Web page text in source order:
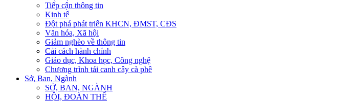
Tiếp cận thông tin
Kinh tế
Đột phá phát triển KHCN, ĐMST, CĐS
Văn hóa, Xã hội
Giảm nghèo về thông tin
Cải cách hành chính
Giáo dục, Khoa học, Công nghệ
Chương trình tái canh cây cà phê
Sở, Ban, Ngành
SỞ, BAN, NGÀNH
HỘI, ĐOÀN THỂ